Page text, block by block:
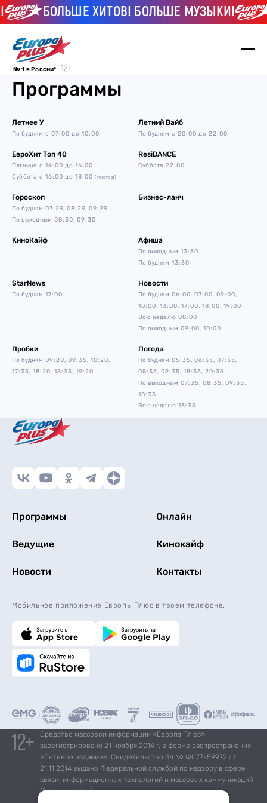
БОЛЬШЕ ХИТОВ! БОЛЬШЕ МУЗЫКИ!
№ 1 в России*
Программы
Летнее У
По будням с 07:00 до 10:00
Летний Вайб
По будням с 20:00 до 22:00
ЕвроХит Топ 40
Пятница с 14:00 до 16:00
Суббота с 16:00 до 18:00(повтор)
ResiDANCE
Суббота 22:00
Гороскоп
По будням 07:29, 08:29, 09:29
По выходным 08:30, 09:30
Бизнес-ланч
КиноКайф Афиша
По выходным 13:30
По будням 13:30
StarNews
По будням 17:00
Новости
По будням 06:00, 07:00, 09:00,
10:00, 13:00, 17:00, 18:00, 19:00
Всю неделю 08:00
По выходным 09:00, 10:00
Пробки
По будням 09:20, 09:35, 10:20,
17:35, 18:20, 18:35, 19:20
Погода
По будням 05:35, 06:35, 07:35,
08:35, 09:35, 18:35, 20:35
По выходным 07:35, 08:35, 09:35,
18:35
Всю неделю 13:35
Программы Онлайн
Ведущие Кинокайф
Новости Контакты
Мобильное приложение Европы Плюс в твоем телефоне.
Средство массовой информации «Европа Плюс»
зарегистрировано 21 ноября 2014 г. в форме распространения
«Сетевое издание». Свидетельство Эл № ФС77-59972 от
21.11.2014 выдано Федеральной службой по надзору в сфере
связи, информационных технологий и массовых коммуникаций
(Роскомнадзор).